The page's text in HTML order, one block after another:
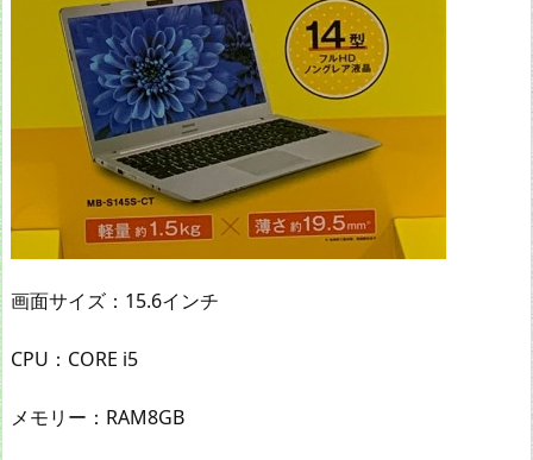
画面サイズ：15.6インチ
CPU：CORE i5
メモリー：RAM8GB